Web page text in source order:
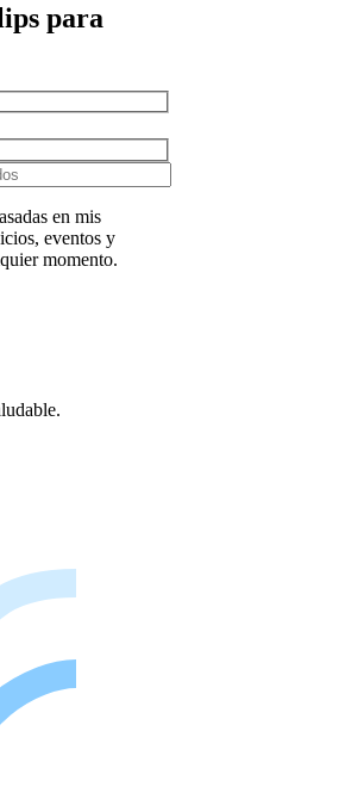
para
en mis
eventos y
momento.